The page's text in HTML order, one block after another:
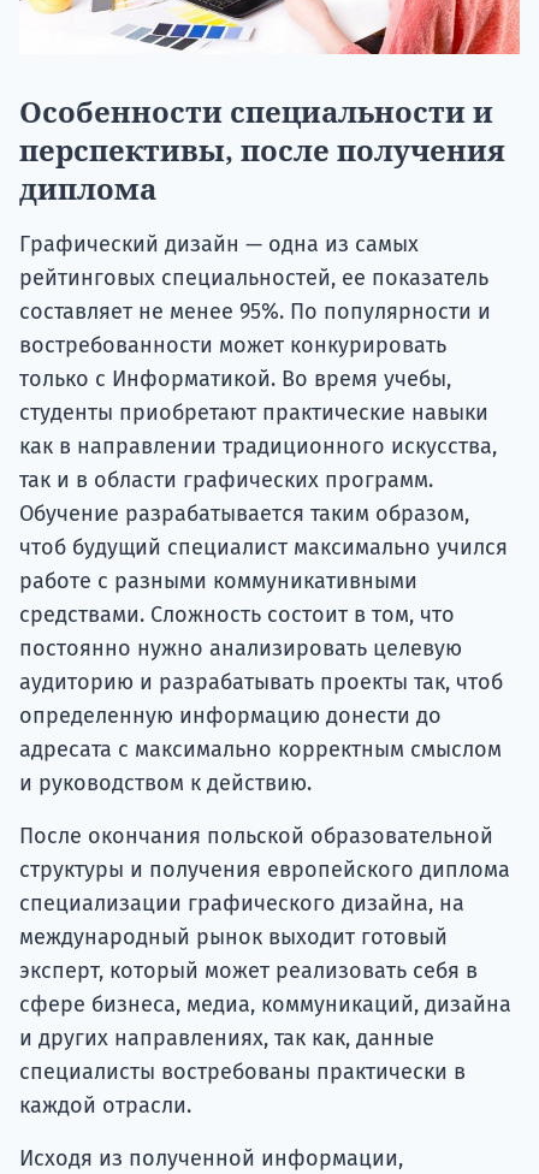
Особенности специальности и
перспективы, после получения
диплома
Графический дизайн — одна из самых
рейтинговых специальностей, ее показатель
составляет не менее 95%. По популярности и
востребованности может конкурировать
только с Информатикой. Во время учебы,
студенты приобретают практические навыки
как в направлении традиционного искусства,
так и в области графических программ.
Обучение разрабатывается таким образом,
чтоб будущий специалист максимально учился
работе с разными коммуникативными
средствами. Сложность состоит в том, что
постоянно нужно анализировать целевую
аудиторию и разрабатывать проекты так, чтоб
определенную информацию донести до
адресата с максимально корректным смыслом
и руководством к действию.
После окончания польской образовательной
структуры и получения европейского диплома
специализации графического дизайна, на
международный рынок выходит готовый
эксперт, который может реализовать себя в
сфере бизнеса, медиа, коммуникаций, дизайна
и других направлениях, так как, данные
специалисты востребованы практически в
каждой отрасли.
Исходя из полученной информации,